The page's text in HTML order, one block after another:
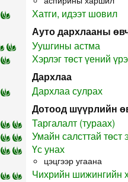
Хатги, идээт шовил
Ауто дархлааны
Уушгины астма
Хэрлэг төст үений
Дархлаа
Дархлаа сулрах
Дотоод шүүрлийн
Таргалалт (тураах)
Умайн салсттай төст
Үс унах
цэцгээр угаана
Чихрийн